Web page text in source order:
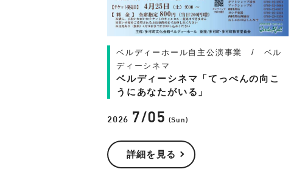
ベルディーホール自主公演事業 / ベル
ディーシネマ
ベルディーシネマ「てっぺんの向こ
うにあなたがいる」
2026 7/05 (Sun)
詳細を見る